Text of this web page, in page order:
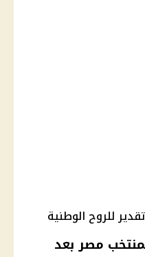
للروح الوطنية
مصر بعد